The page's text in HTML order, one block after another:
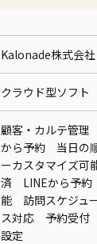
Kalonade株式会社
クラウド型ソフト
顧客・カルテ管
から予約 当日の
ーカスタマイズ
済 LINEから予
能 訪問スケジュ
ス対応 予約受
設定